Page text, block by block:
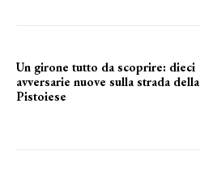
Un girone tutto da scoprire: dieci
avversarie nuove sulla strada della
Pistoiese